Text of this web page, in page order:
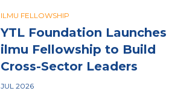
ILMU FELLOWSHIP
YTL Foundation Launches
ilmu Fellowship to Build
Cross-Sector Leaders
JUL 2026